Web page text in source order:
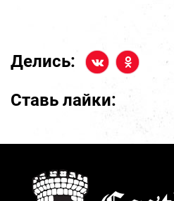
Делись:
Ставь лайки: